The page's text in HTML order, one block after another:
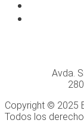
Avda.
Copyright © 2025
Todos los